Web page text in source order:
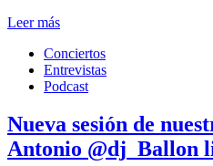
Leer más
Conciertos
Entrevistas
Podcast
Nueva sesión de
Antonio @dj_Ballon